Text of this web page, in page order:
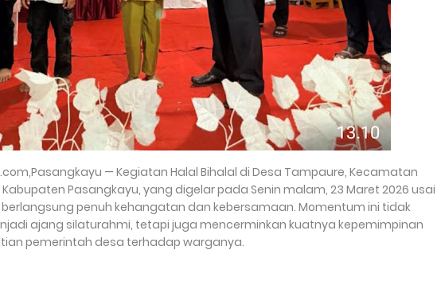
— Kegiatan Halal Bihalal di Desa Tampaure, Kecamatan
Pasangkayu, yang digelar pada Senin malam, 23 Maret 2026 usai
berlangsung penuh kehangatan dan kebersamaan. Momentum ini tidak
ajang silaturahmi, tetapi juga mencerminkan kuatnya kepemimpinan
pemerintah desa terhadap warganya.